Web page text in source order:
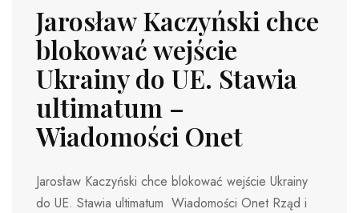
Jarosław Kaczyński chce
blokować wejście
Ukrainy do UE. Stawia
ultimatum –
Wiadomości Onet
Jarosław Kaczyński chce blokować wejście Ukrainy
do UE. Stawia ultimatum Wiadomości Onet Rząd i